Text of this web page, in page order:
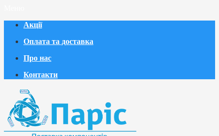
Акції
Оплата та доставка
Про нас
Контакти